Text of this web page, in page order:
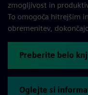
zmogljivost in
To omogoča hitrejšim
obremenitev,
Preberite belo
Oglejte si